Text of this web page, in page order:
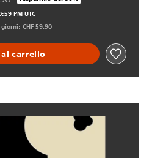
prezzo originale di CHF 59.90
PM UTC
CHF 59.90
carrello